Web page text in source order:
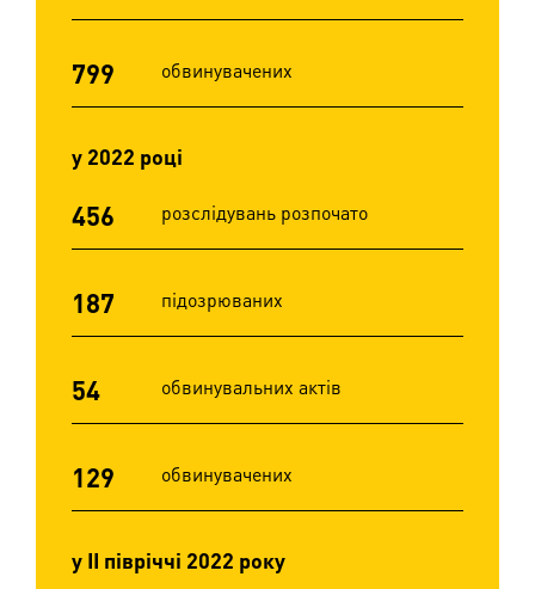
799 обвинувачених
у 2022 році
456 розслідувань розпочато
187 підозрюваних
54 обвинувальних актів
129 обвинувачених
у ІІ півріччі 2022 року